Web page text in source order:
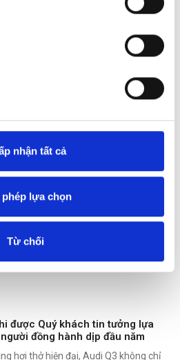
nhận tất cả
phép lựa chọn
Từ chối
được Quý khách tin tưởng lựa
trở thành người đồng hành dịp đầu năm
hơi thở hiện đại, Audi Q3 không chỉ